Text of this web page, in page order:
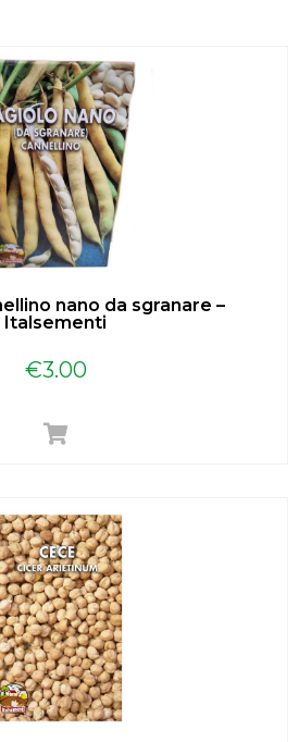
nano da sgranare –
Italsementi
€3.00